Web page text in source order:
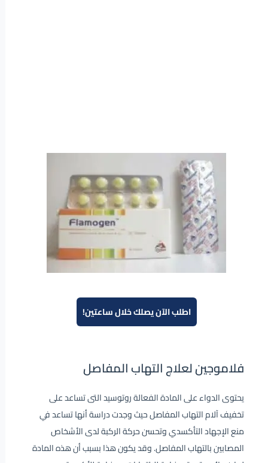
اطلب الآن يصلك خلال ساعتين!
فلاموجين لعلاج التهاب المفاصل
يحتوى الدواء على المادة الفعالة روتوسيد التى تساعد على
تخفيف آلام التهاب المفاصل حيث وجدت دراسة أنها تساعد في
منع الإجهاد التأكسدي وتحسن حركة الركبة لدى الأشخاص
المصابين بالتهاب المفاصل. وقد يكون هذا بسبب أن هذه المادة